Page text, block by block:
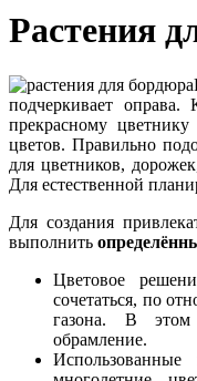
Растения
подчеркивает
прекрасному
цветов. Правильно
для цветников,
Для естественной
Для создания
выполнить
Цветовое
сочетаться, по
газона. В этом
обрамление.
Использованные